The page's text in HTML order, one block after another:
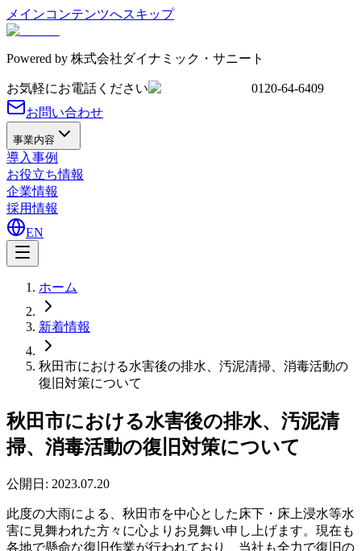
メインコンテンツへスキップ
Powered by 株式会社ダイナミック・サニート
お気軽にお電話ください
0120-64-6409
お問い合わせ
事業内容
導入事例
お役立ち情報
企業情報
採用情報
EN
ホーム
新着情報
秋田市における水害後の排水、汚泥清掃、消毒活動の
復旧対策について
秋田市における水害後の排水、汚泥清
掃、消毒活動の復旧対策について
公開日: 2023.07.20
此度の大雨による、秋田市を中心とした床下・床上浸水等水
害に見舞われた方々に心よりお見舞い申し上げます。現在も
各地で懸命な復旧作業が行われており、当社も全力で復旧の